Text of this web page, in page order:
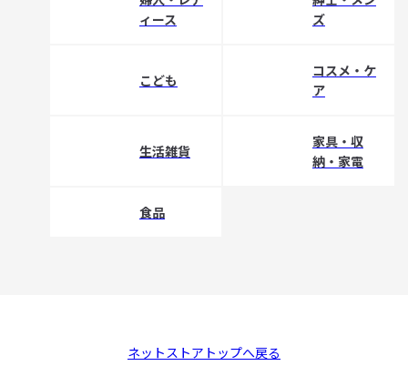
ィース
ズ
こども
コスメ・ケ
ア
生活雑貨
家具・収
納・家電
食品
ネットストアトップへ戻る